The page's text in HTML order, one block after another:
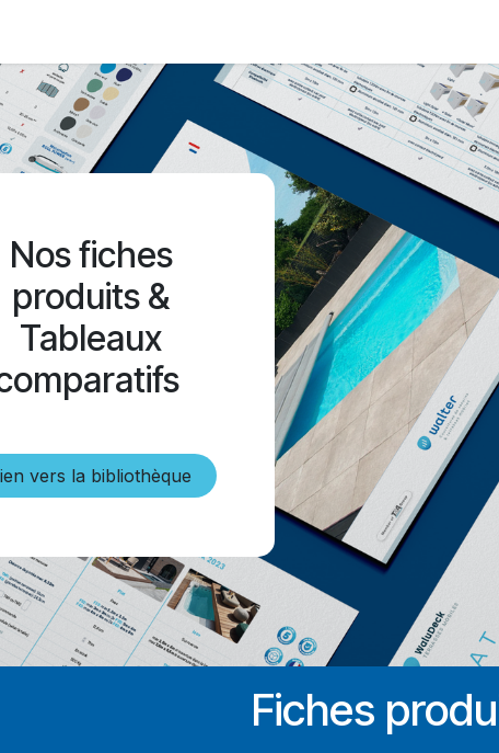
Nos fiches
produits &
Tableaux
vers la bibliothèque
Fiches